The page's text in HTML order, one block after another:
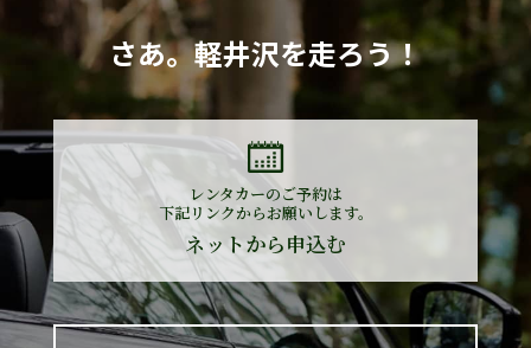
さあ。軽井沢を走ろう！さあ。
レンタカーのご予約は
下記リンクからお願いします。
ネットから申込む